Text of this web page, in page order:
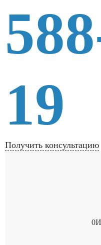
19
Получить консультацию
0